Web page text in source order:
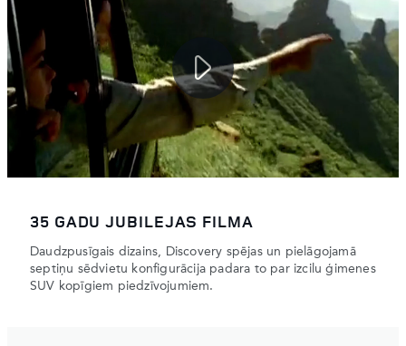
35 GADU JUBILEJAS FILMA
Daudzpusīgais dizains, Discovery spējas un pielāgojamā
septiņu sēdvietu konfigurācija padara to par izcilu ģimenes
SUV kopīgiem piedzīvojumiem.